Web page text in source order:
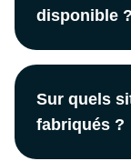
disponible ?
Sur quels
fabriqués ?